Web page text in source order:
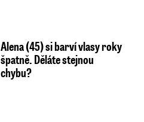
Alena (45) si barví vlasy roky
špatně. Děláte stejnou
chybu?